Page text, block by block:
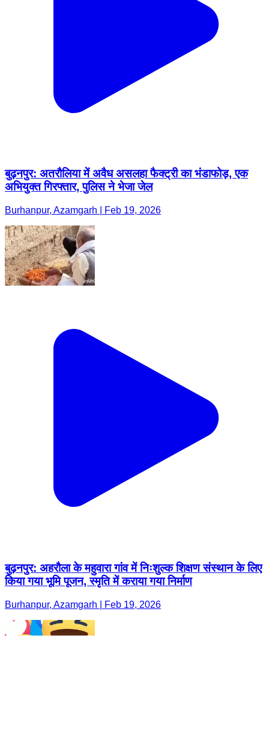
बुढ़नपुर: अतरौलिया में अवैध असलहा फैक्ट्री का भंडाफोड़, एक
अभियुक्त गिरफ्तार, पुलिस ने भेजा जेल
Burhanpur, Azamgarh | Feb 19, 2026
बुढ़नपुर: अहरौला के महुवारा गांव में निःशुल्क शिक्षण संस्थान के लिए
किया गया भूमि पूजन, स्मृति में कराया गया निर्माण
Burhanpur, Azamgarh | Feb 19, 2026